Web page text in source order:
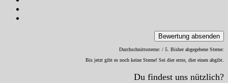
Bewertung absenden
Durchschnittssterne: / 5. Bisher abgegebene Sterne:
Bis jetzt gibt es noch keine Sterne! Sei dier erste, dier einen abgibt.
Du findest uns nützlich?